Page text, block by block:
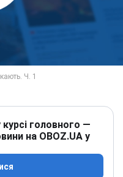
головного —
на OBOZ.UA у